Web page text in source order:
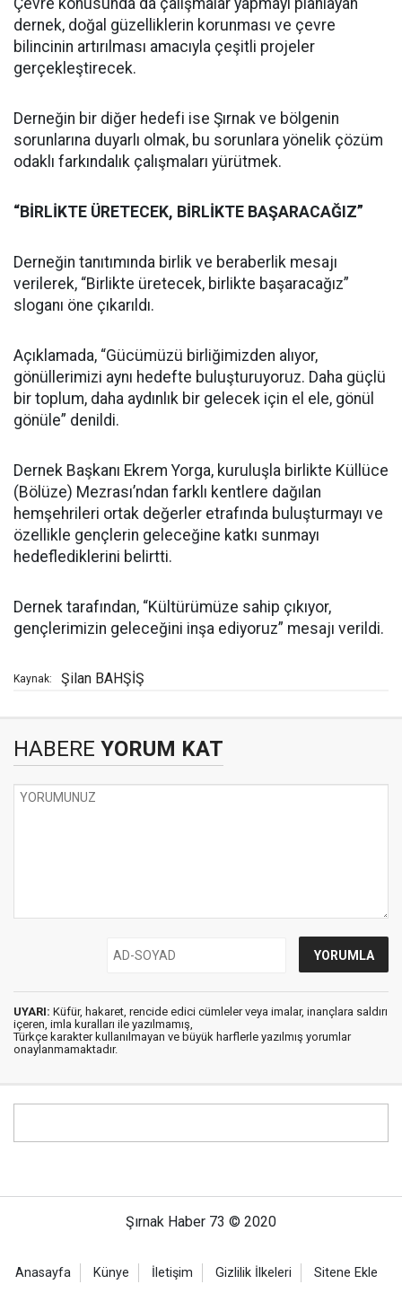
dernek, doğal güzelliklerin korunması ve çevre
bilincinin artırılması amacıyla çeşitli projeler
gerçekleştirecek.
Derneğin bir diğer hedefi ise Şırnak ve bölgenin
sorunlarına duyarlı olmak, bu sorunlara yönelik çözüm
odaklı farkındalık çalışmaları yürütmek.
“BİRLİKTE ÜRETECEK, BİRLİKTE BAŞARACAĞIZ”
Derneğin tanıtımında birlik ve beraberlik mesajı
verilerek, “Birlikte üretecek, birlikte başaracağız”
sloganı öne çıkarıldı.
Açıklamada, “Gücümüzü birliğimizden alıyor,
gönüllerimizi aynı hedefte buluşturuyoruz. Daha güçlü
bir toplum, daha aydınlık bir gelecek için el ele, gönül
gönüle” denildi.
Dernek Başkanı Ekrem Yorga, kuruluşla birlikte Küllüce
(Bölüze) Mezrası’ndan farklı kentlere dağılan
hemşehrileri ortak değerler etrafında buluşturmayı ve
özellikle gençlerin geleceğine katkı sunmayı
hedeflediklerini belirtti.
Dernek tarafından, “Kültürümüze sahip çıkıyor,
gençlerimizin geleceğini inşa ediyoruz” mesajı verildi.
Kaynak: Şilan BAHŞİŞ
HABERE YORUM KAT
UYARI: Küfür, hakaret, rencide edici cümleler veya imalar, inançlara saldırı
içeren, imla kuralları ile yazılmamış,
Türkçe karakter kullanılmayan ve büyük harflerle yazılmış yorumlar
onaylanmamaktadır.
Şırnak Haber 73 © 2020
Anasayfa Künye İletişim Gizlilik İlkeleri Sitene Ekle